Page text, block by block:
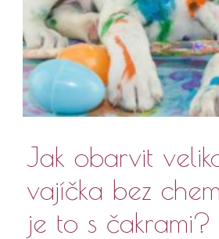
Jak obarvit
vajíčka bez
je to s čakrami?